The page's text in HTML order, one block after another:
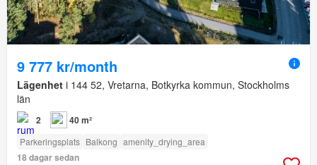
9 777 kr/month
Lägenhet i 144 52, Vretarna, Botkyrka kommun, Stockholms
län
2 40 m²
Parkeringsplats Balkong amenity_drying_area
18 dagar sedan